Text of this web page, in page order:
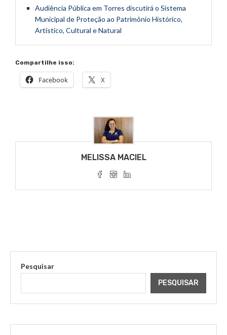
Audiência Pública em Torres discutirá o Sistema
Municipal de Proteção ao Patrimônio Histórico,
Artístico, Cultural e Natural
Compartilhe isso:
Facebook X
MELISSA MACIEL
Pesquisar
PESQUISAR